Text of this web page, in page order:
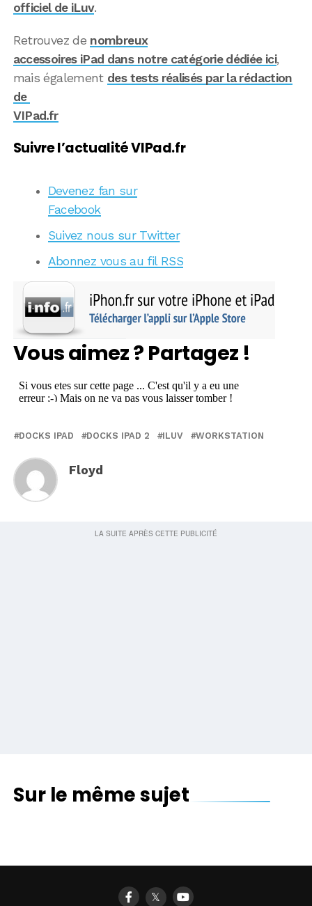
officiel de iLuv.
Retrouvez de nombreux
accessoires iPad dans notre catégorie dédiée ici,
mais également des tests réalisés par la rédaction
de
VIPad.fr
Suivre l’actualité VIPad.fr
Devenez fan sur
Facebook
Suivez nous sur Twitter
Abonnez vous au fil RSS
Vous aimez ? Partagez !
DOCKS IPAD DOCKS IPAD 2 ILUV WORKSTATION
Floyd
Sur le même sujet
Un dock iPad video projecteur : le Cinemin
Slice
𝕏